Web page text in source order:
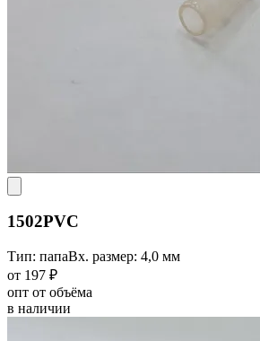
1502PVC
Тип: папаВх. размер: 4,0 мм
от 197 ₽
опт от объёма
в наличии